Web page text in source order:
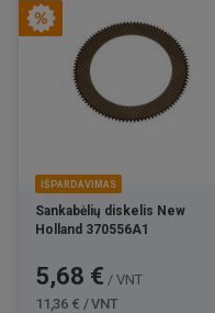
IŠPARDAVIMAS
Sankabėlių diskelis New
Holland 370556A1
Kaina
5,68 € / VNT
11,36 € / VNT